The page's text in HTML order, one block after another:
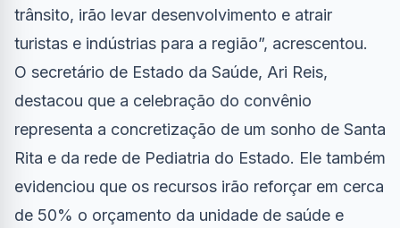
trânsito, irão levar desenvolvimento e atrair
turistas e indústrias para a região”, acrescentou.
O secretário de Estado da Saúde, Ari Reis,
destacou que a celebração do convênio
representa a concretização de um sonho de Santa
Rita e da rede de Pediatria do Estado. Ele também
evidenciou que os recursos irão reforçar em cerca
de 50% o orçamento da unidade de saúde e